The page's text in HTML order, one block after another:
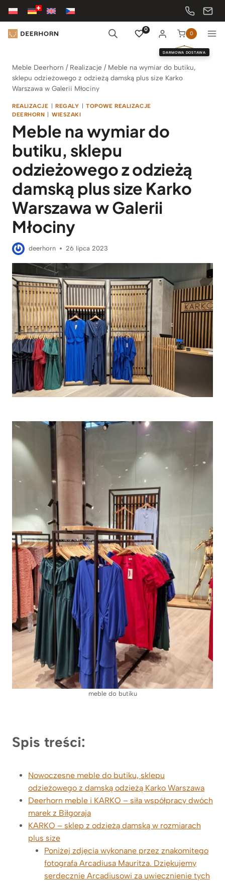
Przejdź
treści
0
0
DARMOWA DOSTAWA
Meble Deerhorn / Realizacje / Meble na wymiar do butiku,
sklepu odzieżowego z odzieżą damską plus size Karko
Warszawa w Galerii Młociny
REALIZACJE | REGALY | TOPOWE REALIZACJE
DEERHORN | WIESZAKI
Meble na wymiar do
butiku, sklepu
odzieżowego z odzieżą
damską plus size Karko
Warszawa w Galerii
Młociny
deerhorn 26 lipca 2023
meble do butiku
Spis treści:
Nowoczesne meble do butiku, sklepu
odzieżowego z damską odzieżą Karko Warszawa
Deerhorn meble i KARKO – siła współpracy dwóch
marek z Biłgoraja
KARKO – sklep z odzieżą damską w rozmiarach
plus size
Poniżej zdjęcia wykonane przez znakomitego
fotografa Arcadiusa Mauritza. Dziękujemy
serdecznie Arcadiusowi za uwiecznienie tych